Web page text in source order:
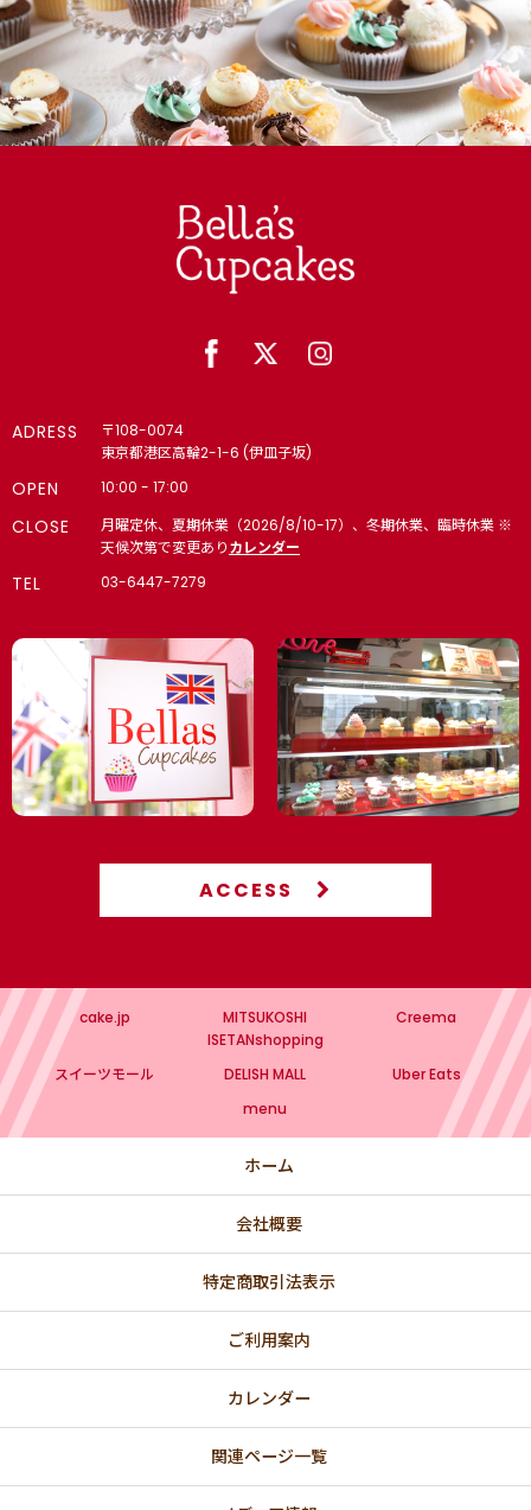
ADRESS
〒108-0074
東京都港区高輪2-1-6 (伊皿子坂)
OPEN 10:00 - 17:00
CLOSE
月曜定休、夏期休業（2026/8/10-17）、冬期休業、臨時休業 ※
天候次第で変更ありカレンダー
TEL 03-6447-7279
ACCESS
cake.jp
MITSUKOSHI
ISETANshopping
Creema
スイーツモール DELISH MALL
Uber Eats
menu
ホーム
会社概要
特定商取引法表示
ご利用案内
カレンダー
関連ページ一覧